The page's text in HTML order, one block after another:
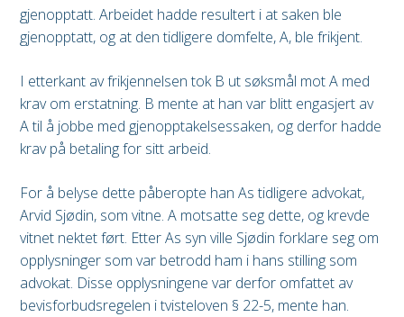
gjenopptatt. Arbeidet hadde resultert i at saken ble
gjenopptatt, og at den tidligere domfelte, A, ble frikjent.
I etterkant av frikjennelsen tok B ut søksmål mot A med
krav om erstatning. B mente at han var blitt engasjert av
A til å jobbe med gjenopptakelsessaken, og derfor hadde
krav på betaling for sitt arbeid.
For å belyse dette påberopte han As tidligere advokat,
Arvid Sjødin, som vitne. A motsatte seg dette, og krevde
vitnet nektet ført. Etter As syn ville Sjødin forklare seg om
opplysninger som var betrodd ham i hans stilling som
advokat. Disse opplysningene var derfor omfattet av
bevisforbudsregelen i tvisteloven § 22-5, mente han.